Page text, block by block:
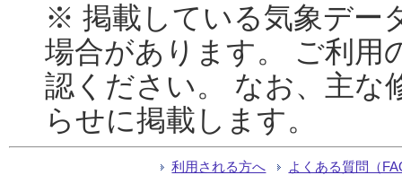
※ 掲載している気象デー
場合があります。 ご利用
認ください。 なお、主な
らせに掲載します。
利用される方へ よくある質問（